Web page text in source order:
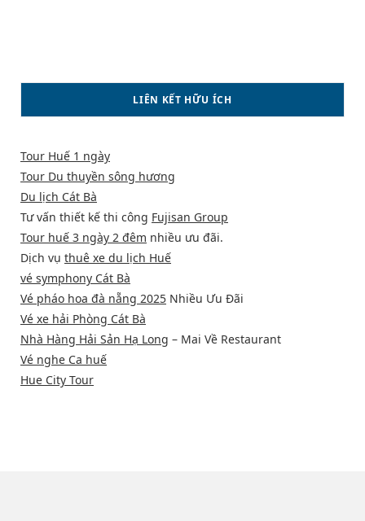
LIÊN KẾT HỮU ÍCH
Tour Huế 1 ngày
Tour Du thuyền sông hương
Du lịch Cát Bà
Tư vấn thiết kế thi công Fujisan Group
Tour huế 3 ngày 2 đêm nhiều ưu đãi.
Dịch vụ thuê xe du lịch Huế
vé symphony Cát Bà
Vé pháo hoa đà nẵng 2025 Nhiều Ưu Đãi
Vé xe hải Phòng Cát Bà
Nhà Hàng Hải Sản Hạ Long – Mai Về Restaurant
Vé nghe Ca huế
Hue City Tour